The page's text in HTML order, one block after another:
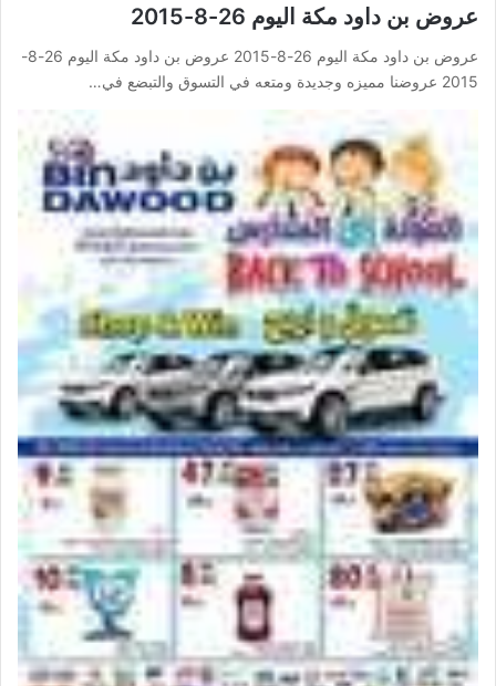
عروض بن داود مكة اليوم 26-8-2015
عروض بن داود مكة اليوم 26-8-2015 عروض بن داود مكة اليوم 26-8-
2015 عروضنا مميزه وجديدة ومتعه في التسوق والتبضع في…